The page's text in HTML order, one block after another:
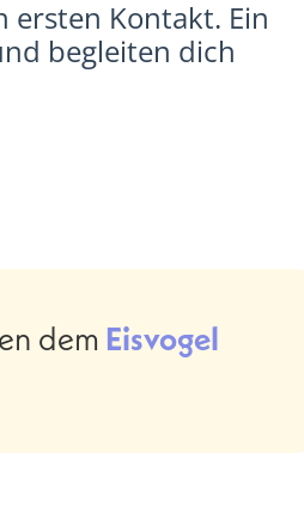
ersten Kontakt. Ein
begleiten dich
dem Eisvogel